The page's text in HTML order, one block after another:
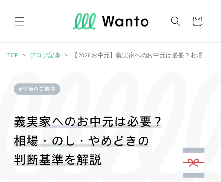
進む
ー
TOP ブログ記事 【2026お中元】義実家へのお中元は必要？相場・のし・やめどきの判断基準を解説